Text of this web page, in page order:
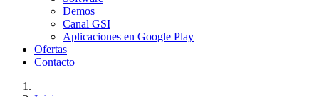
Demos
Canal GSI
Aplicaciones en Google Play
Ofertas
Contacto